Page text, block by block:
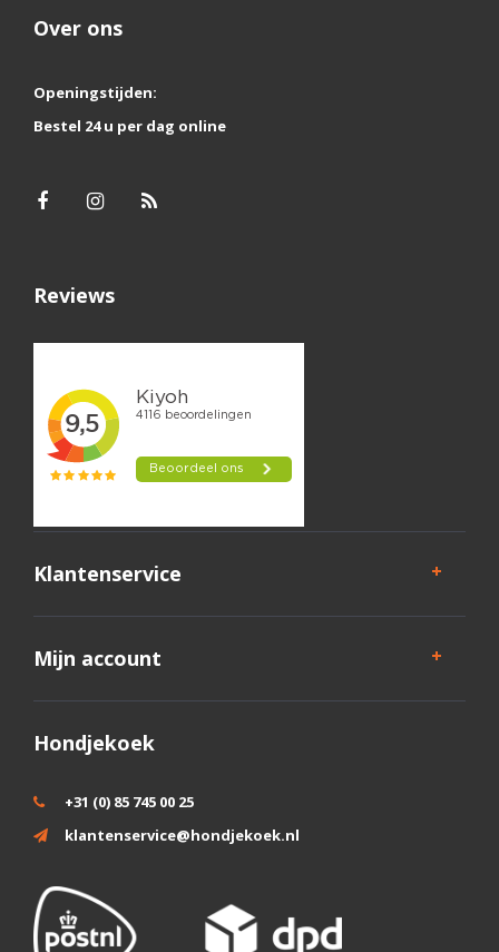
Over ons
Openingstijden:
Bestel 24 u per dag online
Reviews
Klantenservice
Mijn account
Hondjekoek
+31 (0) 85 745 00 25
klantenservice@hondjekoek.nl